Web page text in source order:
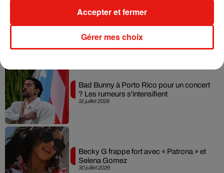
31 juillet 2026
Laura Pausini : retour confirmé à l'Accor
Arena de Paris
31 juillet 2026
Bad Bunny à Porto Rico pour un concert
? Les rumeurs s'intensifient
30 juillet 2026
Becky G frappe fort avec « Patrona » et
Selena Gomez
Gérer mes choix
Accepter et fermer